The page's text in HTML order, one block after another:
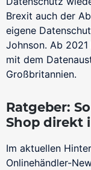
Brexit auch der
eigene
Johnson. Ab
mit dem
Großbritannien.
Ratgeber:
Shop direkt
Im aktuellen
Onlinehändler-